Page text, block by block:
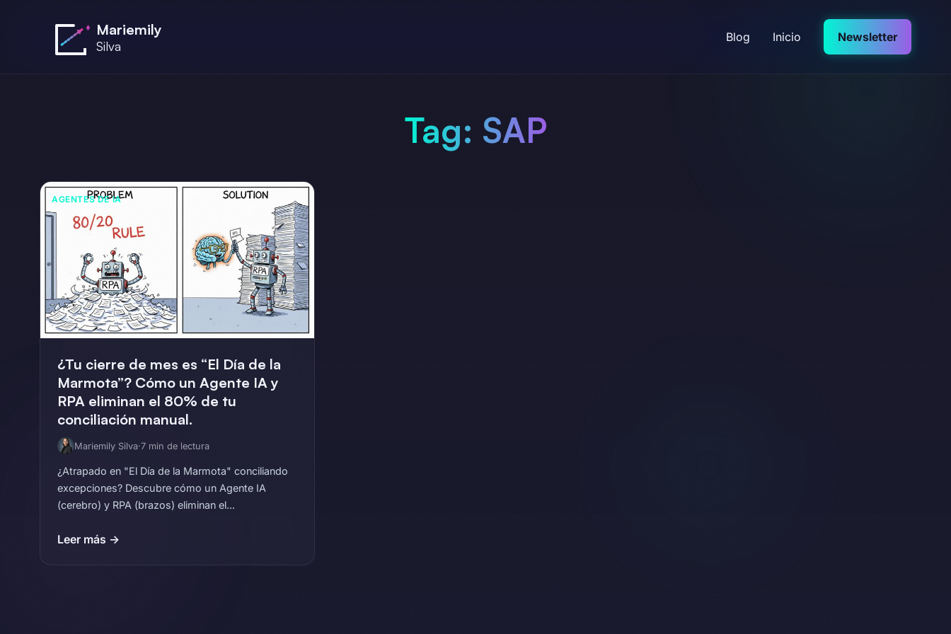
Mariemily
Silva
Blog Inicio Newsletter
Tag: SAP
AGENTES DE IA
¿Tu cierre de mes es “El Día de la
Marmota”? Cómo un Agente IA y
RPA eliminan el 80% de tu
conciliación manual.
Mariemily Silva·7 min de lectura
¿Atrapado en "El Día de la Marmota" conciliando
excepciones? Descubre cómo un Agente IA
(cerebro) y RPA (brazos) eliminan el...
Leer más →